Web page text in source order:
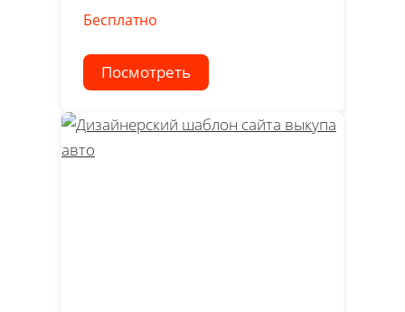
Бесплатно
Посмотреть